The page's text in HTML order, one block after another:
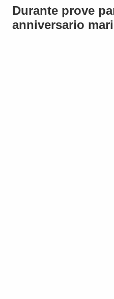
Durante prove
anniversario